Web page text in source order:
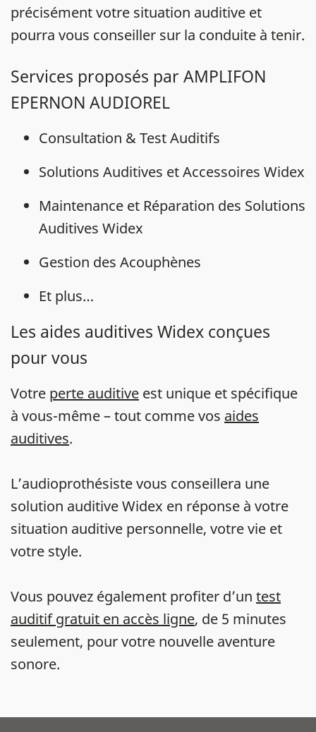
précisément votre situation auditive et
pourra vous conseiller sur la conduite à tenir.
Services proposés par AMPLIFON
EPERNON AUDIOREL
Consultation & Test Auditifs
Solutions Auditives et Accessoires Widex
Maintenance et Réparation des Solutions
Auditives Widex
Gestion des Acouphènes
Et plus…
Les aides auditives Widex conçues
pour vous
Votre perte auditive est unique et spécifique
à vous-même – tout comme vos aides
auditives.
L’audioprothésiste vous conseillera une
solution auditive Widex en réponse à votre
situation auditive personnelle, votre vie et
votre style.
Vous pouvez également profiter d’un test
auditif gratuit en accès ligne, de 5 minutes
seulement, pour votre nouvelle aventure
sonore.